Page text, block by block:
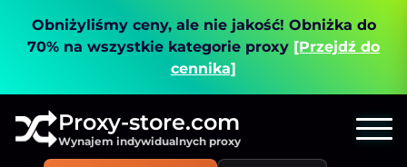
Obniżyliśmy ceny, ale nie jakość! Obniżka do
70% na wszystkie kategorie proxy [Przejdź do
cennika]
Proxy-store.com
Wynajem indywidualnych proxy